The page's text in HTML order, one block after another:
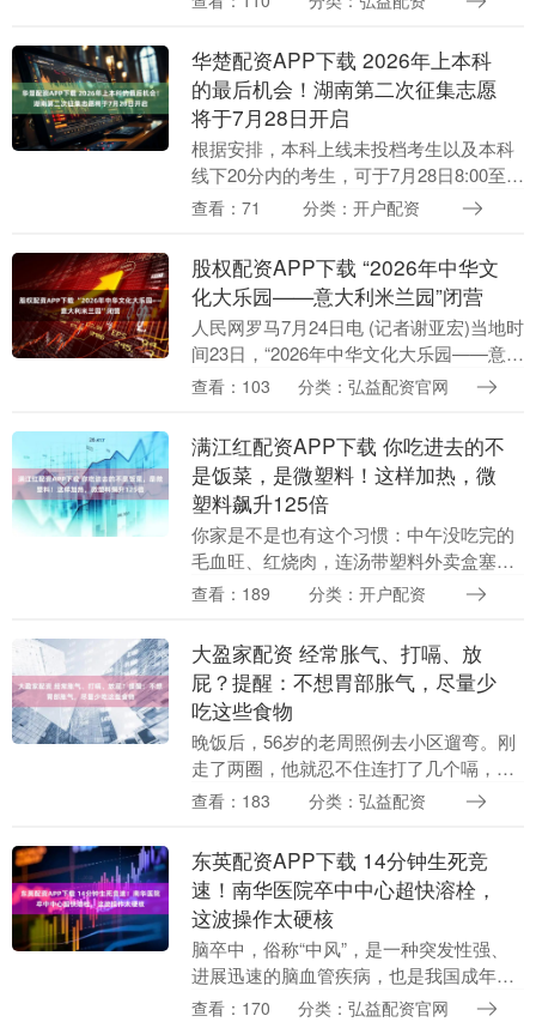
最终....
华楚配资APP下载 2026年上本科
的最后机会！湖南第二次征集志愿
将于7月28日开启
根据安排，本科上线未投档考生以及本科
线下20分内的考生，可于7月28日8:00至
17:00填报启本科批普通类、体育类和职高
学....
查看：71 分类：开户配资
股权配资APP下载 “2026年中华文
化大乐园——意大利米兰园”闭营
人民网罗马7月24日电 (记者谢亚宏)当地时
间23日，“2026年中华文化大乐园——意大
利米兰园”闭营仪式在米兰举行。当地侨界
查看：103 分类：弘益配资官网
满江红配资APP下载 你吃进去的不
是饭菜，是微塑料！这样加热，微
塑料飙升125倍
你家是不是也有这个习惯：中午没吃完的
毛血旺、红烧肉，连汤带塑料外卖盒塞冰
箱，晚上拿出来直接拧开微波炉，“叮
千万别这么干了！....
查看：189 分类：开户配资
大盈家配资 经常胀气、打嗝、放
屁？提醒：不想胃部胀气，尽量少
吃这些食物
晚饭后，56岁的老周照例去小区遛弯。刚
走了两圈，他就忍不住连打了几个嗝，肚
子也鼓得像“揣了个气球”。回家后更尴
躺下还觉得上腹....
查看：183 分类：弘益配资
东英配资APP下载 14分钟生死竞
速！南华医院卒中中心超快溶栓，
这波操作太硬核
脑卒中，俗称“中风”，是一种突发性强、
进展迅速的脑血管疾病，也是我国成年人
致死、致残的首位病因。它如同大脑里的
查看：170 分类：弘益配资官网